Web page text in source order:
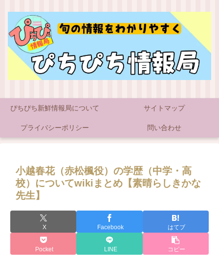
ぴちぴち新鮮情報局について サイトマップ
プライバシーポリシー 問い合わせ
小越春花（赤松楓役）の学歴（中学・高
校）についてwikiまとめ【素晴らしきかな
先生】
X Facebook はてブ
Pocket LINE コピー